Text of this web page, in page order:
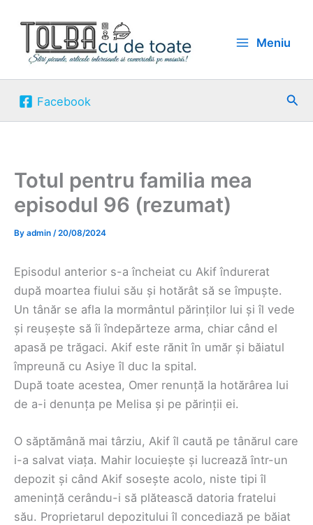
content
Meniu
Facebook
Totul pentru familia mea
episodul 96 (rezumat)
By admin /20/08/2024
Episodul anterior s-a încheiat cu Akif îndurerat
după moartea fiului său și hotărât să se împuște.
Un tânăr se afla la mormântul părinților lui și îl vede
și reușește să îi îndepărteze arma, chiar când el
apasă pe trăgaci. Akif este rănit în umăr și băiatul
împreună cu Asiye îl duc la spital.
După toate acestea, Omer renunță la hotărârea lui
de a-i denunța pe Melisa și pe părinții ei.
O săptămână mai târziu, Akif îl caută pe tânărul care
i-a salvat viața. Mahir locuiește și lucrează într-un
depozit și când Akif sosește acolo, niste tipi îl
amenință cerându-i să plătească datoria fratelui
său. Proprietarul depozitului îl concediază pe băiat